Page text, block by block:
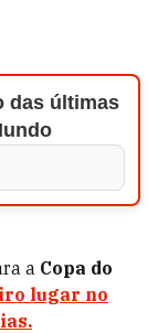
das últimas
a Copa do
lugar no